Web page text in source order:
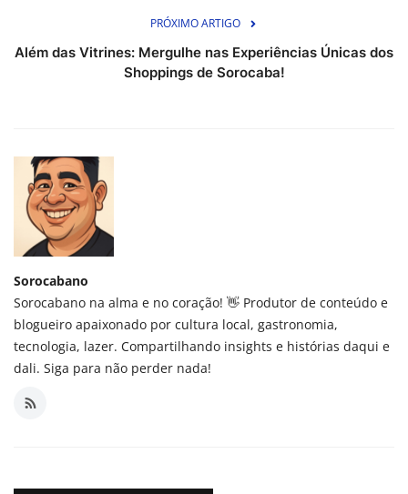
PRÓXIMO ARTIGO
Além das Vitrines: Mergulhe nas Experiências Únicas dos
Shoppings de Sorocaba!
Sorocabano
Sorocabano na alma e no coração! 👋 Produtor de conteúdo e
blogueiro apaixonado por cultura local, gastronomia,
tecnologia, lazer. Compartilhando insights e histórias daqui e
dali. Siga para não perder nada!